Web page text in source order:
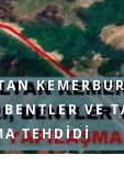
VE
TEHDIDI